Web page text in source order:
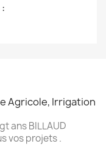
Agricole, Irrigation
ans BILLAUD
vos projets .